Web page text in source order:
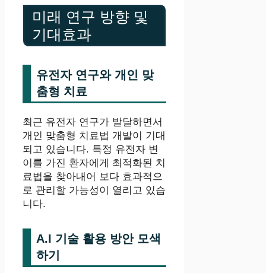
미래 연구 방향 및
기대효과
유전자 연구와 개인 맞
춤형 치료
최근 유전자 연구가 발달하면서
개인 맞춤형 치료법 개발이 기대
되고 있습니다. 특정 유전자 변
이를 가진 환자에게 최적화된 치
료법을 찾아내어 보다 효과적으
로 관리할 가능성이 열리고 있습
니다.
A.I 기술 활용 방안 모색
하기